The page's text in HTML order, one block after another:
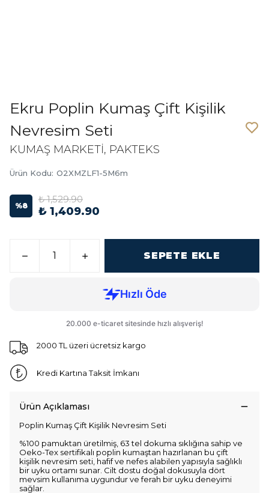
Ekru Poplin Kumaş Çift Kişilik
Nevresim Seti
KUMAŞ MARKETİ, PAKTEKS
Ürün Kodu: O2XMZLF1-5M6m
%8
₺ 1,529.90
₺ 1,409.90
SEPETE EKLE
2000 TL üzeri ücretsiz kargo
Kredi Kartına Taksit İmkanı
Ürün Açıklaması
Poplin Kumaş Çift Kişilik Nevresim Seti
%100 pamuktan üretilmiş, 63 tel dokuma sıklığına sahip ve
Oeko-Tex sertifikalı poplin kumaştan hazırlanan bu çift
kişilik nevresim seti, hafif ve nefes alabilen yapısıyla sağlıklı
bir uyku ortamı sunar. Cilt dostu doğal dokusuyla dört
mevsim kullanıma uygundur ve ferah bir uyku deneyimi
sağlar.